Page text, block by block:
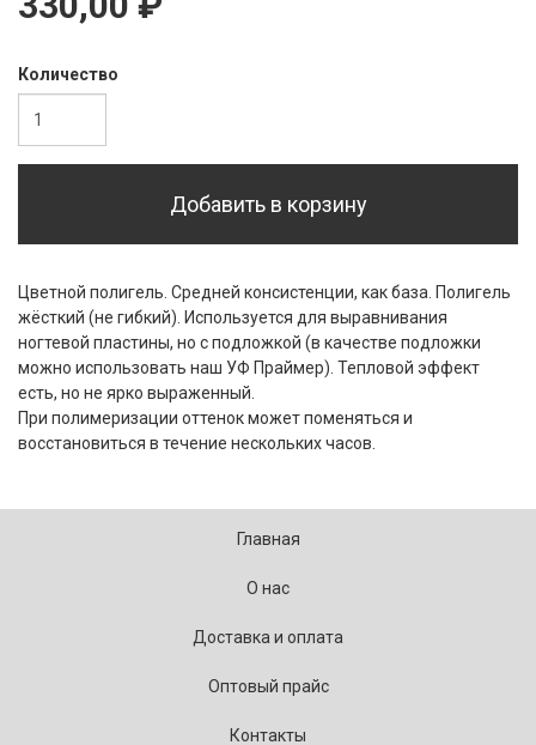
Количество
Добавить в корзину
Цветной полигель. Средней консистенции, как база. Полигель
жёсткий (не гибкий). Используется для выравнивания
ногтевой пластины, но с подложкой (в качестве подложки
можно использовать наш УФ Праймер). Тепловой эффект
есть, но не ярко выраженный.
При полимеризации оттенок может поменяться и
восстановиться в течение нескольких часов.
Главная
О нас
Доставка и оплата
Оптовый прайс
Контакты